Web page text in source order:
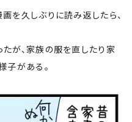
を久しぶりに読み返したら、
が、家族の服を直したり家
子がある。